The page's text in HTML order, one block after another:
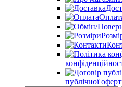
публічної